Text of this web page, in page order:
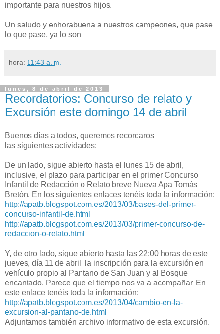
importante para nuestros hijos.
Un saludo y enhorabuena a nuestros campeones, que pase
lo que pase, ya lo son.
hora: 11:43 a. m.
lunes, 8 de abril de 2013
Recordatorios: Concurso de relato y
Excursión este domingo 14 de abril
Buenos días a todos, queremos recordaros
las siguientes actividades:
De un lado, sigue abierto hasta el lunes 15 de abril,
inclusive, el plazo para participar en el primer Concurso
Infantil de Redacción o Relato breve Nueva Apa Tomás
Bretón. En los siguientes enlaces tenéis toda la información:
http://apatb.blogspot.com.es/2013/03/bases-del-primer-
concurso-infantil-de.html
http://apatb.blogspot.com.es/2013/03/primer-concurso-de-
redaccion-o-relato.html
Y, de otro lado, sigue abierto hasta las 22:00 horas de este
jueves, día 11 de abril, la inscripción para la excursión en
vehículo propio al Pantano de San Juan y al Bosque
encantado. Parece que el tiempo nos va a acompañar. En
este enlace tenéis toda la información:
http://apatb.blogspot.com.es/2013/04/cambio-en-la-
excursion-al-pantano-de.html
Adjuntamos también archivo informativo de esta excursión.